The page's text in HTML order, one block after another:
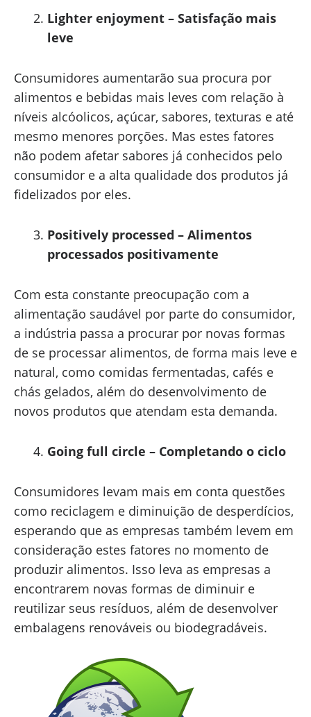
Lighter enjoyment – Satisfação mais
leve
Consumidores aumentarão sua procura por
alimentos e bebidas mais leves com relação à
níveis alcóolicos, açúcar, sabores, texturas e até
mesmo menores porções. Mas estes fatores
não podem afetar sabores já conhecidos pelo
consumidor e a alta qualidade dos produtos já
fidelizados por eles.
Positively processed – Alimentos
processados positivamente
Com esta constante preocupação com a
alimentação saudável por parte do consumidor,
a indústria passa a procurar por novas formas
de se processar alimentos, de forma mais leve e
natural, como comidas fermentadas, cafés e
chás gelados, além do desenvolvimento de
novos produtos que atendam esta demanda.
Going full circle – Completando o ciclo
Consumidores levam mais em conta questões
como reciclagem e diminuição de desperdícios,
esperando que as empresas também levem em
consideração estes fatores no momento de
produzir alimentos. Isso leva as empresas a
encontrarem novas formas de diminuir e
reutilizar seus resíduos, além de desenvolver
embalagens renováveis ou biodegradáveis.